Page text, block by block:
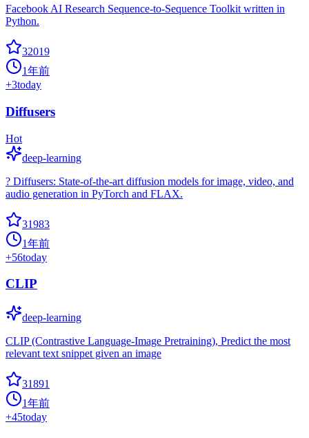
Facebook AI Research Sequence-to-Sequence Toolkit written in
Python.
32019
1年前
+3today
Diffusers
Hot
deep-learning
? Diffusers: State-of-the-art diffusion models for image, video, and
audio generation in PyTorch and FLAX.
31983
1年前
+56today
CLIP
deep-learning
CLIP (Contrastive Language-Image Pretraining), Predict the most
relevant text snippet given an image
31891
1年前
+45today